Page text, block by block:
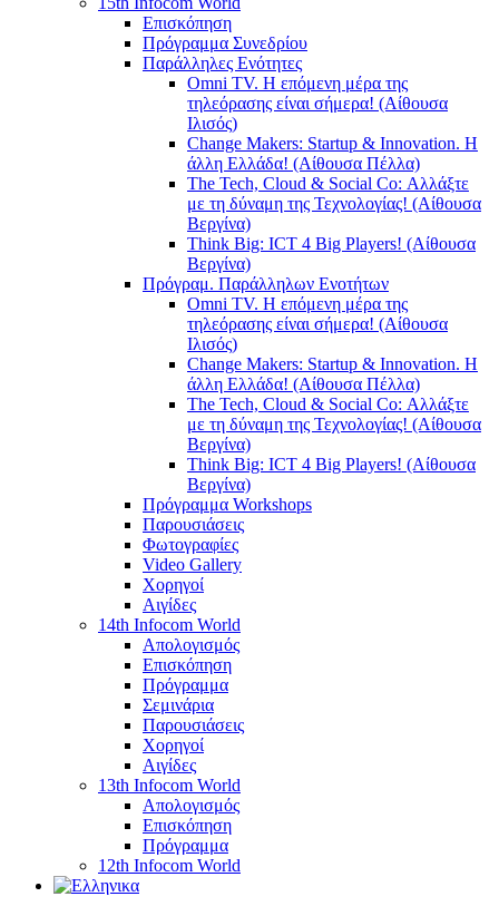
Επισκόπηση
Πρόγραμμα Συνεδρίου
Παράλληλες Ενότητες
Omni TV. Η επόμενη μέρα της
τηλεόρασης είναι σήμερα! (Αίθουσα
Ιλισός)
Change Makers: Startup & Innovation. Η
άλλη Ελλάδα! (Αίθουσα Πέλλα)
The Tech, Cloud & Social Co: Αλλάξτε
με τη δύναμη της Τεχνολογίας! (Αίθουσα
Βεργίνα)
Think Big: ICT 4 Big Players! (Αίθουσα
Βεργίνα)
Πρόγραμ. Παράλληλων Ενοτήτων
Omni TV. Η επόμενη μέρα της
τηλεόρασης είναι σήμερα! (Αίθουσα
Ιλισός)
Change Makers: Startup & Innovation. Η
άλλη Ελλάδα! (Αίθουσα Πέλλα)
The Tech, Cloud & Social Co: Αλλάξτε
με τη δύναμη της Τεχνολογίας! (Αίθουσα
Βεργίνα)
Think Big: ICT 4 Big Players! (Αίθουσα
Βεργίνα)
Πρόγραμμα Workshops
Παρουσιάσεις
Φωτογραφίες
Video Gallery
Χορηγοί
Αιγίδες
14th Infocom World
Απολογισμός
Επισκόπηση
Πρόγραμμα
Σεμινάρια
Παρουσιάσεις
Χορηγοί
Αιγίδες
13th Infocom World
Απολογισμός
Επισκόπηση
Πρόγραμμα
12th Infocom World